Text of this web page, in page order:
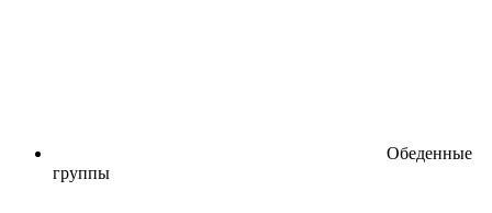
Обеденные
группы